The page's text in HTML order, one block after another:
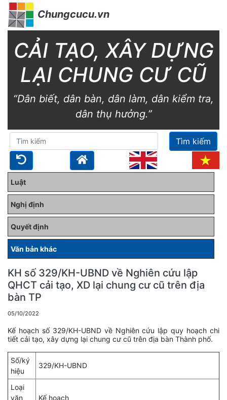
Chungcucu.vn
CẢI TẠO, XÂY DỰNG
LẠI CHUNG CƯ CŨ
“Dân biết, dân bàn, dân làm, dân kiểm tra,
dân thụ hưởng.”
Tìm kiếm
Luật
Nghị định
Quyết định
Văn bản khác
KH số 329/KH-UBND về Nghiên cứu lập
QHCT cải tạo, XD lại chung cư cũ trên địa
bàn TP
05/10/2022
Kế hoạch số 329/KH-UBND về Nghiên cứu lập quy hoạch chi
tiết cải tạo, xây dựng lại chung cư cũ trên địa bàn Thành phố.
Số/ký
hiệu
329/KH-UBND
Loại
văn
Kế hoạch